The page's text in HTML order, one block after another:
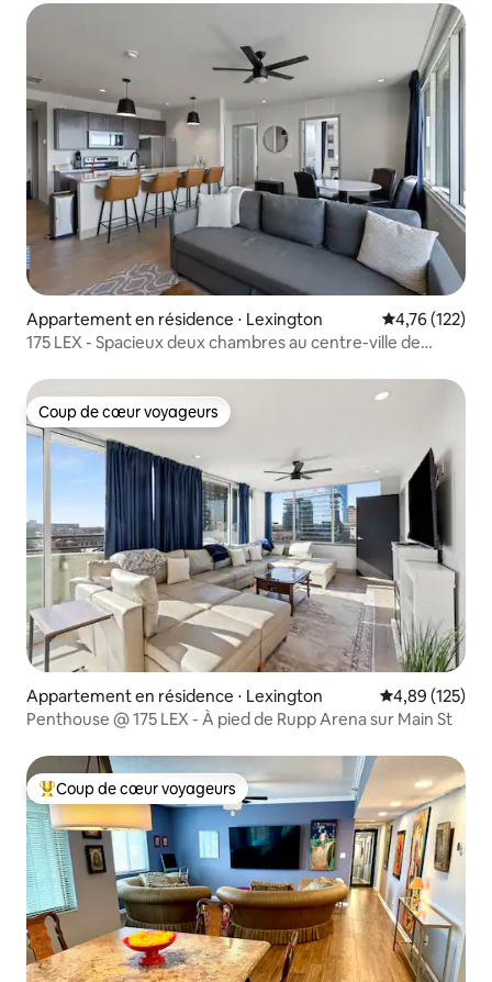
Appartement en résidence ⋅ Lexington Évaluation
4,76 (122)
175 LEX - Spacieux deux chambres au centre-ville de
Coup de cœur voyageurs
Coup de cœur voyageurs
Appartement en résidence ⋅ Lexington Évaluation
4,89 (125)
Penthouse @ 175 LEX - À pied de Rupp Arena sur Main St
Coups de cœur voyageurs les plus appréciés
Coup de cœur voyageurs